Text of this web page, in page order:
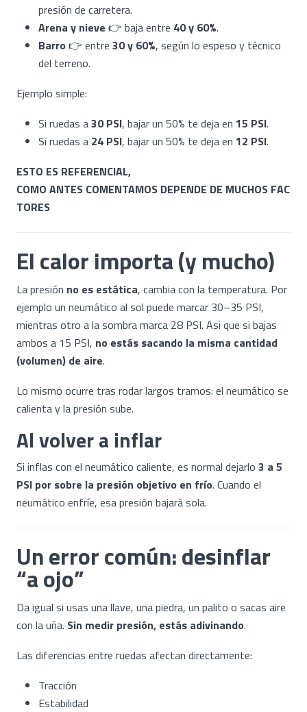
presión de carretera.
Arena y nieve 👉 baja entre 40 y 60%.
Barro 👉 entre 30 y 60%, según lo espeso y técnico
del terreno.
Ejemplo simple:
Si ruedas a30 PSI, bajar un 50% te deja en 15 PSI.
Si ruedas a 24 PSI, bajar un 50% te deja en 12 PSI.
ESTO ES REFERENCIAL,
COMO ANTES COMENTAMOS DEPENDE DE MUCHOS FAC
TORES
El calor importa (y mucho)
La presión no es estática, cambia con la temperatura. Por
ejemplo un neumático al sol puede marcar 30–35 PSI,
mientras otro a la sombra marca 28 PSI. Asi que si bajas
ambos a 15 PSI, no estás sacando la misma cantidad
(volumen) de aire.
Lo mismo ocurre tras rodar largos tramos: el neumático se
calienta y la presión sube.
Al volver a inflar
Si inflas con el neumático caliente, es normal dejarlo 3 a 5
PSI por sobre la presión objetivo en frío. Cuando el
neumático enfríe, esa presión bajará sola.
Un error común: desinflar
“a ojo”
Da igual si usas una llave, una piedra, un palito o sacas aire
con la uña. Sin medir presión, estás adivinando.
Las diferencias entre ruedas afectan directamente:
Tracción
Estabilidad